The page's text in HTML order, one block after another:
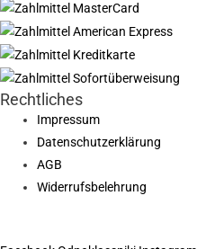
Rechtliches
Impressum
Datenschutzerklärung
AGB
Widerrufsbelehrung